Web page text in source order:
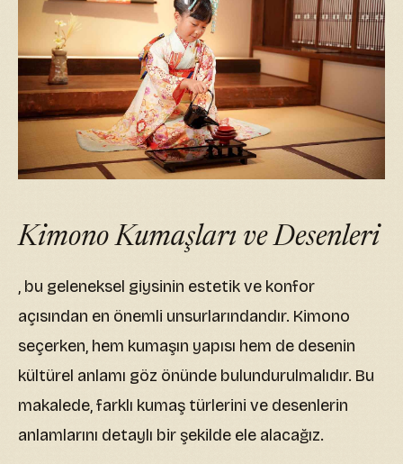
Kimono Kumaşları ve Desenleri
, bu geleneksel giysinin estetik ve konfor
açısından en önemli unsurlarındandır. Kimono
seçerken, hem kumaşın yapısı hem de desenin
kültürel anlamı göz önünde bulundurulmalıdır. Bu
makalede, farklı kumaş türlerini ve desenlerin
anlamlarını detaylı bir şekilde ele alacağız.